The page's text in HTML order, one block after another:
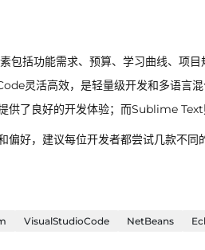
包括功能需求、预算、学习曲线、项
灵活高效，是轻量级开发和多语言
供了良好的开发体验；而Sublime Text
偏好，建议每位开发者都尝试几款不
VisualStudioCode NetBeans